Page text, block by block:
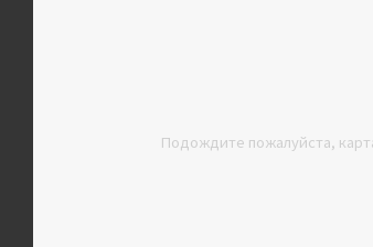
Подождите пожалуйста,